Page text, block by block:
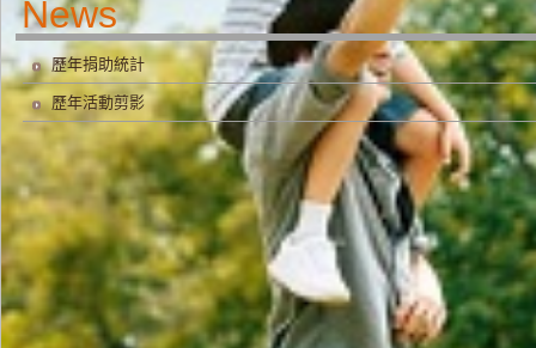
歷年捐助統計
歷年活動剪影